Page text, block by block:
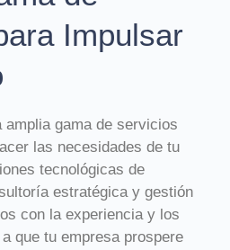
Impulsar
amplia gama de servicios
las necesidades de tu
tecnológicas de
estratégica y gestión
con la experiencia y los
que tu empresa prospere